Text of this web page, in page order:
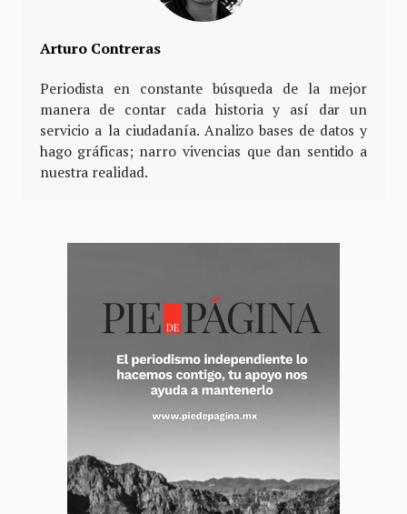
Arturo Contreras
Periodista en constante búsqueda de la mejor
manera de contar cada historia y así dar un
servicio a la ciudadanía. Analizo bases de datos y
hago gráficas; narro vivencias que dan sentido a
nuestra realidad.